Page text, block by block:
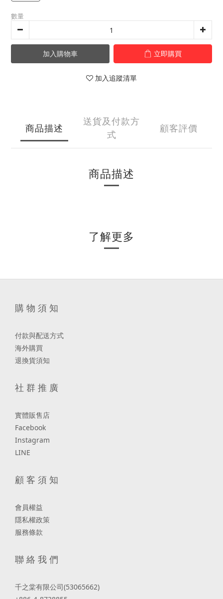
數量
加入購物車 立即購買
加入追蹤清單
商品描述
送貨及付款方
式
顧客評價
商品描述
了解更多
購 物 須 知
付款與配送方式
海外購買
退換貨須知
社 群 推 廣
實體販售店
Facebook
Instagram
LINE
顧 客 須 知
會員權益
隱私權政策
服務條款
聯 絡 我 們
千之棠有限公司(53065662)